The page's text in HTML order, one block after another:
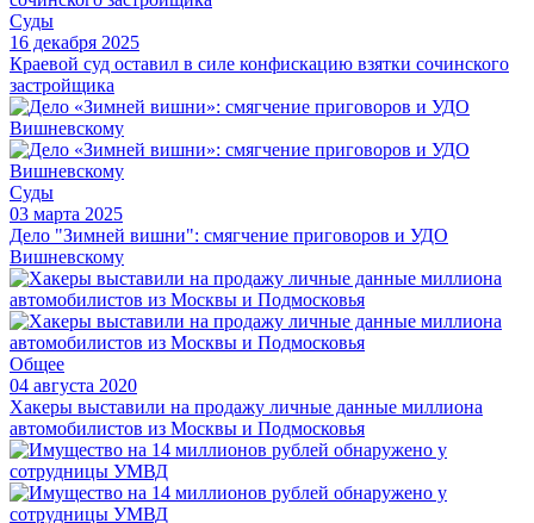
Суды
16 декабря 2025
Краевой суд оставил в силе конфискацию взятки сочинского
застройщика
Суды
03 марта 2025
Дело "Зимней вишни": смягчение приговоров и УДО
Вишневскому
Общее
04 августа 2020
Хакеры выставили на продажу личные данные миллиона
автомобилистов из Москвы и Подмосковья